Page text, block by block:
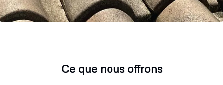
Ce que nous offrons